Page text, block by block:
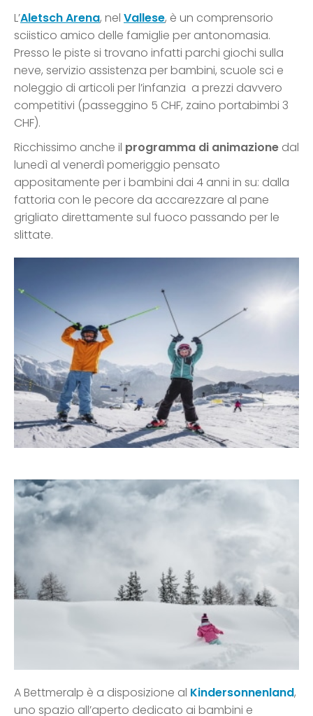
L’Aletsch Arena, nel Vallese, è un comprensorio
sciistico amico delle famiglie per antonomasia.
Presso le piste si trovano infatti parchi giochi sulla
neve, servizio assistenza per bambini, scuole sci e
noleggio di articoli per l’infanzia a prezzi davvero
competitivi (passeggino 5 CHF, zaino portabimbi 3
CHF).
Ricchissimo anche il programma di animazione dal
lunedì al venerdì pomeriggio pensato
appositamente per i bambini dai 4 anni in su: dalla
fattoria con le pecore da accarezzare al pane
grigliato direttamente sul fuoco passando per le
slittate.
A Bettmeralp è a disposizione al Kindersonnenland,
uno spazio all’aperto dedicato ai bambini e